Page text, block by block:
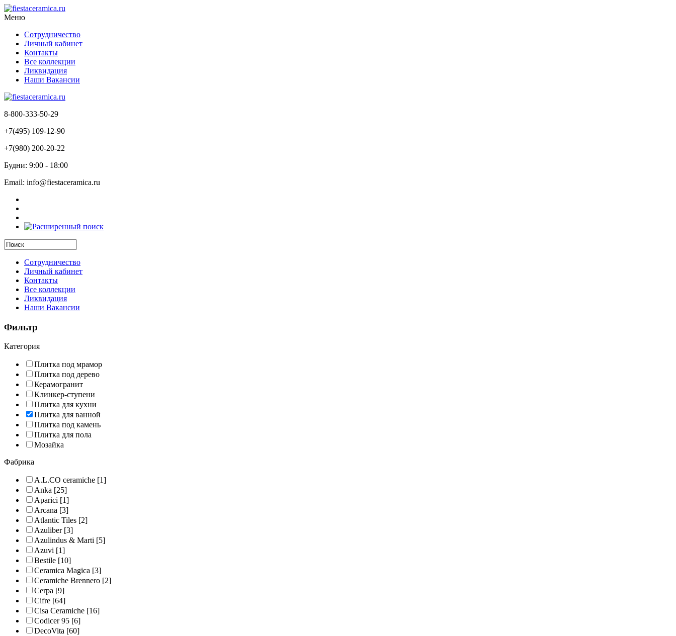
Меню
Сотрудничество
Личный кабинет
Контакты
Все коллекции
Ликвидация
Наши Вакансии
8-800-333-50-29
+7(495) 109-12-90
+7(980) 200-20-22
Будни: 9:00 - 18:00
Email: info@fiestaceramica.ru
Сотрудничество
Личный кабинет
Контакты
Все коллекции
Ликвидация
Наши Вакансии
Фильтр
Категория
Плитка под мрамор
Плитка под дерево
Керамогранит
Клинкер-ступени
Плитка для кухни
Плитка для ванной
Плитка под камень
Плитка для пола
Мозайка
Фабрика
A.L.CO ceramiche [1]
Anka [25]
Aparici [1]
Arcana [3]
Atlantic Tiles [2]
Azuliber[3]
Azulindus & Marti [5]
Azuvi [1]
Bestile [10]
Ceramica Magica [3]
Ceramiche Brennero [2]
Cerpa [9]
Cifre [64]
Cisa Ceramiche [16]
Codicer 95 [6]
DecoVita [60]